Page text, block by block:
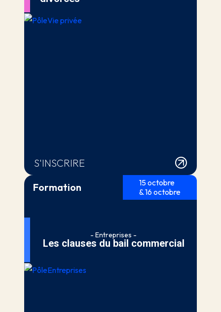
S'INSCRIRE
Formation
15 octobre
& 16 octobre
- Entreprises -
Les clauses du bail commercial